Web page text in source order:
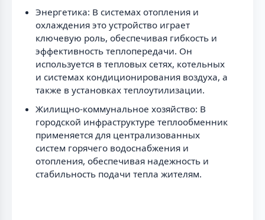
Энергетика: В системах отопления и
охлаждения это устройство играет
ключевую роль, обеспечивая гибкость и
эффективность теплопередачи. Он
используется в тепловых сетях, котельных
и системах кондиционирования воздуха, а
также в установках теплоутилизации.
Жилищно-коммунальное хозяйство: В
городской инфраструктуре теплообменник
применяется для централизованных
систем горячего водоснабжения и
отопления, обеспечивая надежность и
стабильность подачи тепла жителям.